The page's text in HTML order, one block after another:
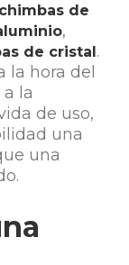
de
,
de cristal.
la hora del
la
de uso,
una
una